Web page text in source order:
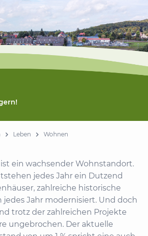
Leben Wohnen
ein wachsender Wohnstandort.
jedes Jahr ein Dutzend
zahlreiche historische
jedes Jahr modernisiert. Und doch
trotz der zahlreichen Projekte
ungebrochen. Der aktuelle